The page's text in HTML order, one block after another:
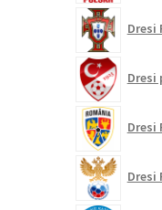
Dresi
Dresi
Dresi
Dresi